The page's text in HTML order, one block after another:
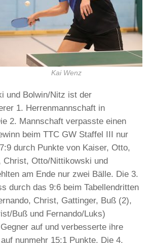
Kai Wenz
und Bolwin/Nitz ist der
1. Herrenmannschaft in
2. Mannschaft verpasste einen
beim TTC GW Staffel III nur
durch Punkte von Kaiser, Otto,
Christ, Otto/Nittikowski und
am Ende nur zwei Bälle. Die 3.
durch das 9:6 beim Tabellendritten
Christ, Gattinger, Buß (2),
Buß und Fernando/Luks)
auf und verbesserte ihre
nunmehr 15:1 Punkte. Die 4.